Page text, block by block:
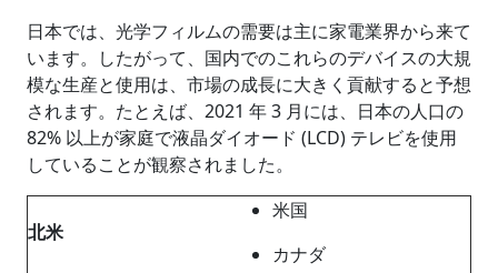
日本では、光学フィルムの需要は主に家電業界から来て
います。したがって、国内でのこれらのデバイスの大規
模な生産と使用は、市場の成長に大きく貢献すると予想
されます。たとえば、2021 年 3 月には、日本の人口の
82% 以上が家庭で液晶ダイオード (LCD) テレビを使用
していることが観察されました。
北米
米国
カナダ